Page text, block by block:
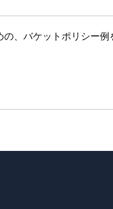
、バケットポリシー例